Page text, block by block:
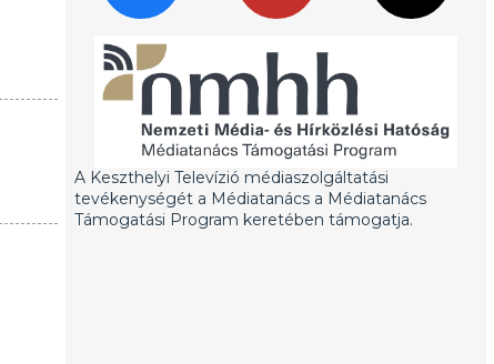
A Keszthelyi Televízió médiaszolgáltatási
tevékenységét a Médiatanács a Médiatanács
Támogatási Program keretében támogatja.